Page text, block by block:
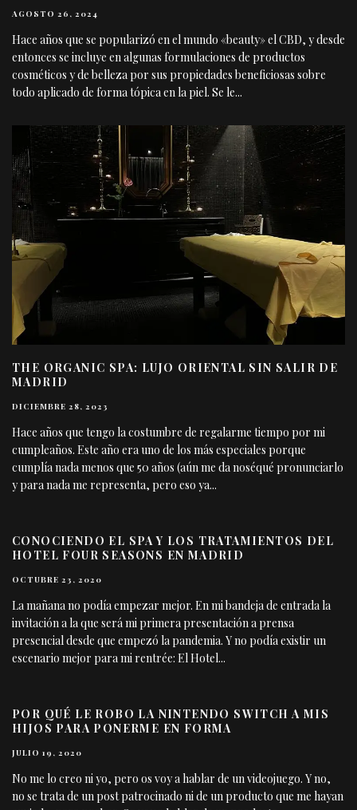
AGOSTO 26, 2024
Hace años que se popularizó en el mundo «beauty» el CBD, y desde
entonces se incluye en algunas formulaciones de productos
cosméticos y de belleza por sus propiedades beneficiosas sobre
todo aplicado de forma tópica en la piel. Se le...
THE ORGANIC SPA: LUJO ORIENTAL SIN SALIR DE
MADRID
DICIEMBRE 28, 2023
Hace años que tengo la costumbre de regalarme tiempo por mi
cumpleaños. Este año era uno de los más especiales porque
cumplía nada menos que 50 años (aún me da noséqué pronunciarlo
y para nada me representa, pero eso ya...
CONOCIENDO EL SPA Y LOS TRATAMIENTOS DEL
HOTEL FOUR SEASONS EN MADRID
OCTUBRE 23, 2020
La mañana no podía empezar mejor. En mi bandeja de entrada la
invitación a la que será mi primera presentación a prensa
presencial desde que empezó la pandemia. Y no podía existir un
escenario mejor para mi rentrée: El Hotel...
POR QUÉ LE ROBO LA NINTENDO SWITCH A MIS
HIJOS PARA PONERME EN FORMA
JULIO 19, 2020
No me lo creo ni yo, pero os voy a hablar de un videojuego. Y no,
no se trata de un post patrocinado ni de un producto que me hayan